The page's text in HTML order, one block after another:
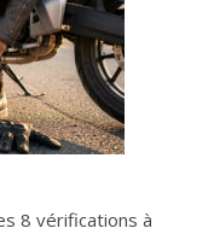
8 vérifications à